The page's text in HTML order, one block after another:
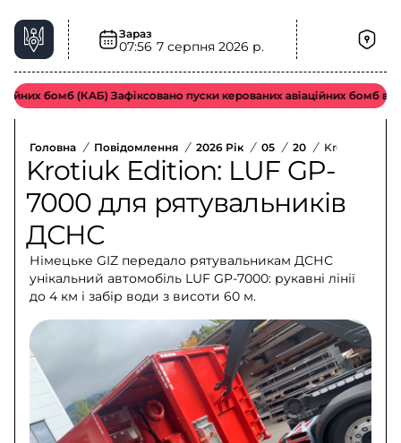
Зараз
07:56 7 серпня 2026 р.
бомб (КАБ) Зафіксовано пуски керованих авіаційних бомб
Головна / Повідомлення / 2026 Рік / 05 / 20 / Krotiuk
Krotiuk Edition: LUF GP-
7000 для рятувальників
ДСНС
Німецьке GIZ передало рятувальникам ДСНС
унікальний автомобіль LUF GP-7000: рукавні лінії
до 4 км і забір води з висоти 60 м.